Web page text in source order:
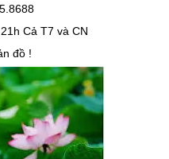
Cả T7 và CN
đồ !